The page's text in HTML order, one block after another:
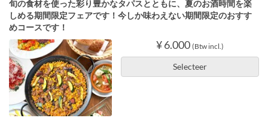
旬の食材を使った彩り豊かなタパスとともに、夏のお酒時間を楽
しめる期間限定フェアです！今しか味わえない期間限定のおすす
めコースです！
¥ 6.000 (Btw incl.)
Selecteer